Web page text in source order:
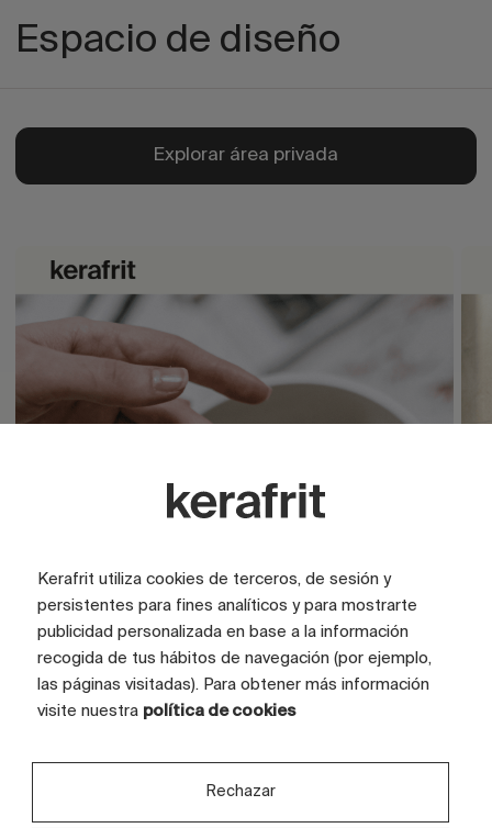
Espacio de diseño
Explorar área privada
Descubre tus proyectos en un
espacio privado
Kerafrit utiliza cookies de terceros, de sesión y
persistentes para fines analíticos y para mostrarte
publicidad personalizada en base a la información
recogida de tus hábitos de navegación (por ejemplo,
las páginas visitadas). Para obtener más información
visite nuestra política de cookies
Rechazar